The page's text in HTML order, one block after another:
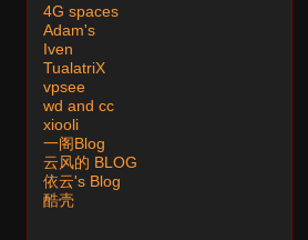
4G spaces
Adam's
Iven
TualatriX
vpsee
wd and cc
xiooli
一阁Blog
云风的 BLOG
依云's Blog
酷壳